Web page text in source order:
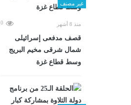
غير مصنف
منذ 8 أشهر 0
قصف مدفعى إسرائيلى
شمال شرقى مخيم البريج
وسط قطاع غزة